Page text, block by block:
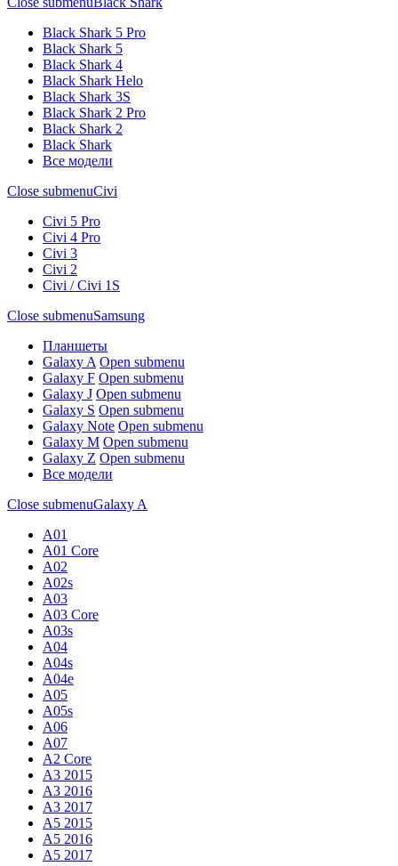
Black Shark 5 Pro
Black Shark 5
Black Shark 4
Black Shark Helo
Black Shark 3S
Black Shark 2 Pro
Black Shark 2
Black Shark
Все модели
Close submenuCivi
Civi 5 Pro
Civi 4 Pro
Civi 3
Civi 2
Civi / Civi 1S
Close submenuSamsung
Планшеты
Galaxy A Open submenu
Galaxy F Open submenu
Galaxy J Open submenu
Galaxy S Open submenu
Galaxy Note Open submenu
Galaxy M Open submenu
Galaxy Z Open submenu
Все модели
Close submenuGalaxy A
A01
A01 Core
A02
A02s
A03
A03 Core
A03s
A04
A04s
A04e
A05
A05s
A06
A07
A2 Core
A3 2015
A3 2016
A3 2017
A5 2015
A5 2016
A5 2017